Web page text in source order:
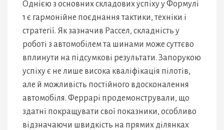
Однією з основних складових успіху у Формулі
1 є гармонійне поєднання тактики, техніки і
стратегії. Як зазначив Рассел, складність у
роботі з автомобілем та шинами може суттєво
вплинути на підсумкові результати. Запорукою
успіху є не лише висока кваліфікація пілотів,
але й можливість постійного вдосконалення
автомобіля. Феррарі продемонстрували, що
здатні покращувати свої показники, особливо
відзначаючи швидкість на прямих ділянках